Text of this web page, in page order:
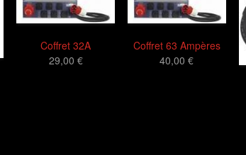
Coffret 32A
29,00 €
Coffret 63 Ampères
40,00 €